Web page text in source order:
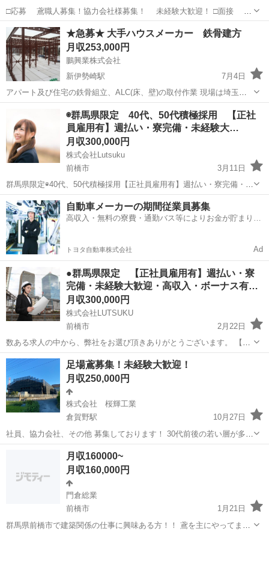
□応募 鳶職人募集！協力会社様募集！ 未経験大歓迎！ □面接 群
馬県高崎市 □勤務地 群馬県を中心に関東圏内 □勤務内容 中規模、
大規模の足場工事 太陽光発電設置 ※足場屋特有の朝、夕方の積み込
みはなし！ ※住宅...
群馬 高崎市 高崎駅 鳶職
★急募★ 大手ハウスメーカー 鉄骨建方
月収253,000円
鵬興業株式会社
新伊勢崎駅
7月4日
アパート及び住宅の鉄骨組立、ALC(床、壁)の取付作業 現場は埼玉県
内・都内 ※埼玉県さいたま市へ移住可能な方、初期費用は応相談 現場
までは自家用車での直行直帰可(送迎も可) 会社への出社の必要は無
【待遇・...
伊勢崎市 新伊勢崎駅 鳶職 ALC
◉群馬県限定 40代、50代積極採用 【正社
員雇用有】週払い・寮完備・未経験大…
月収300,000円
株式会社Lutsuku
前橋市
3月11日
群馬県限定◉40代、50代積極採用【正社員雇用有】週払い・寮完備・未
経験大歓迎・高収入・ボーナス有・入社祝い金有り 元気な50代が多数
活躍中！ 若い世代に負けない経験と知識と、衰えないやる気！ 年齢に
関係な...
群馬 前橋市 鳶職
自動車メーカーの期間従業員募集
高収入・無料の寮費・通勤バス等によりお金が貯まりや
トヨタ自動車株式会社 Ad
●群馬県限定 【正社員雇用有】週払い・寮
完備・未経験大歓迎・高収入・ボーナス有…
月収300,000円
株式会社LUTSUKU
前橋市
2月22日
数ある求人の中から、弊社をお選び頂きありがとうございます。 【群
馬県から東京に出て一緒にお仕事しませんか？寮あります！！】 弊社
では頑張ったら頑張った分だけ還元します！！！ そして、年齢は関係
ありません！ ...
群馬 前橋市 鳶職 足場
足場鳶募集！未経験大歓迎！
月収250,000円
株式会社 桜輝工業
倉賀野駅
10月27日
社員、協力会社、その他 募集しております！ 30代前後の若い層が多く
現場の節目にはBBQなど イベントも開催しており ワイワイ楽しい職
る。 遊ぶときは全...
倉賀野駅
月収160000~
月収160,000円
門倉総業
前橋市
1月21日
群馬県前橋市で建築関係の仕事に興味ある方！！ 鳶を主にやってます